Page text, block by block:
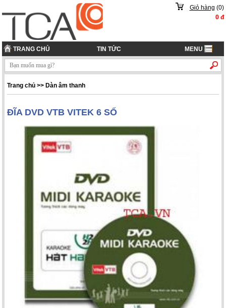
Giỏ hàng (0)
0đ
TRANG CHỦ TIN TỨC MENU
Trang chủ >> Dàn âm thanh
ĐĨA DVD VTB VITEK 6 SỐ